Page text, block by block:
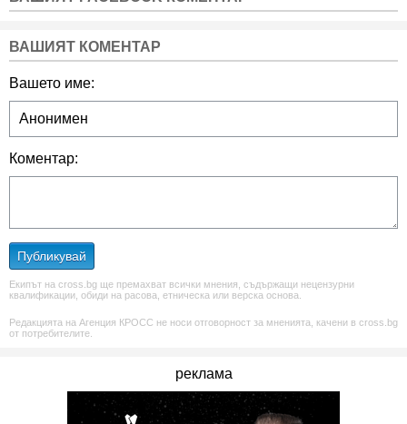
ВАШИЯТ КОМЕНТАР
Вашето име:
Коментар:
Публикувай
Екипът на cross.bg ще премахват всички мнения, съдържащи нецензурни
квалификации, обиди на расова, етническа или верска основа.
Редакцията на Агенция КРОСС не носи отговорност за мненията, качени в cross.bg
от потребителите.
реклама